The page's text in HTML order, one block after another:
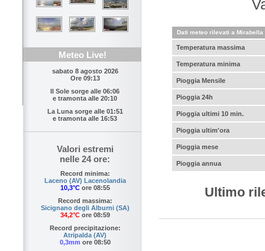
Meteo Live!
sabato 8 agosto 2026
Ore 09:13
Il Sole sorge alle 06:06
e tramonta alle 20:10
La Luna sorge alle 01:51
e tramonta alle 16:53
Valori estremi
nelle 24 ore:
Record minima:
Laceno (AV) Lacenolandia
10,3°Core 08:55
Record massima:
Sicignano degli Alburni (SA)
34,2°Core 08:59
Record precipitazione:
Atripalda (AV)
0,3mm ore 08:50
Dati meteo rilevati a Mirabella
Temperatura massima
Temperatura minima
Pioggia Mensile
Pioggia 24h
Pioggia ultimi 10 min.
Pioggia ultim'ora
Pioggia mese
Pioggia annua
Ultimo